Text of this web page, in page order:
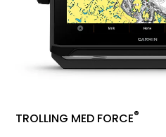
TROLLING MED FORCE®